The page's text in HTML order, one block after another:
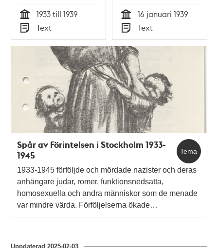
Tid
1933 till 1939
Typ
Text Tid
16 januari 1939
Typ
Text
Tema
Spår av Förintelsen i Stockholm 1933-
1945
1933-1945 förföljde och mördade nazister och deras
anhängare judar, romer, funktionsnedsatta,
homosexuella och andra människor som de menade
var mindre värda. Förföljelserna ökade…
Uppdaterad2025-02-03